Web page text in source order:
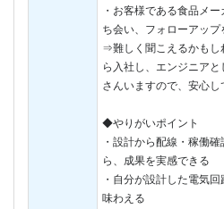
・お客様である食品メ
ち会い、フォローアップ
⇒難しく聞こえるかもし
ら入社し、エンジニア
さんいますので、安心し
◆やりがいポイント
・設計から配線・稼働
ら、成果を実感できる
・自分が設計した電気
味わえる